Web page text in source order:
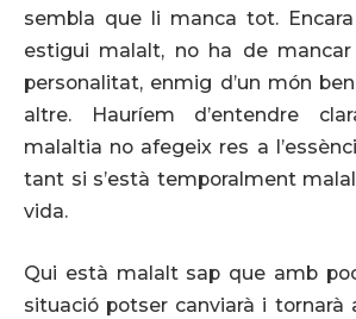
sembla que li manca tot.
estigui malalt, no ha de
personalitat, enmig d’un món
altre. Hauríem d’entendre
malaltia no afegeix res a
tant si s’està temporalment
vida.
Qui està malalt sap que amb
situació potser canviarà i tornarà